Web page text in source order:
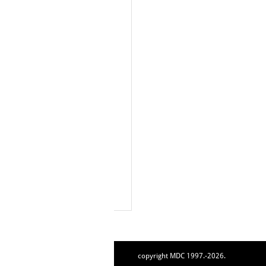
copyright MDC 1997.-2026.